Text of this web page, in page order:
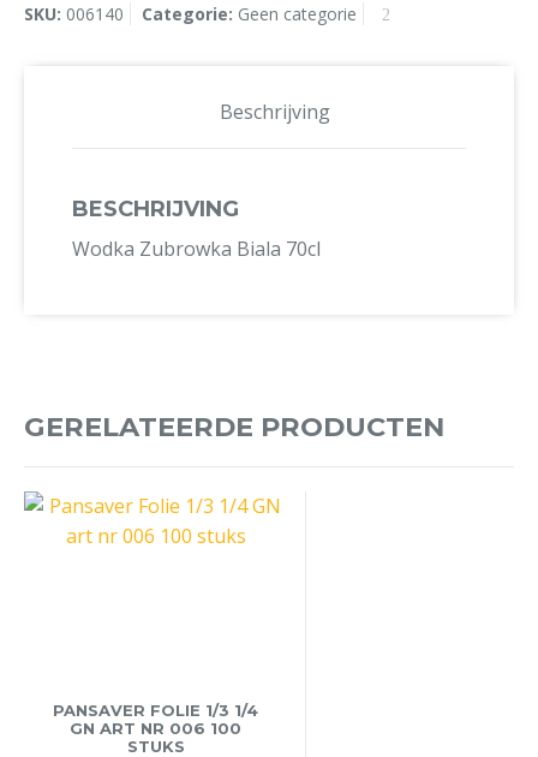
SKU: 006140 Categorie: Geen categorie
Beschrijving
BESCHRIJVING
Wodka Zubrowka Biala 70cl
GERELATEERDE PRODUCTEN
PANSAVER FOLIE 1/3 1/4
GN ART NR 006 100
STUKS